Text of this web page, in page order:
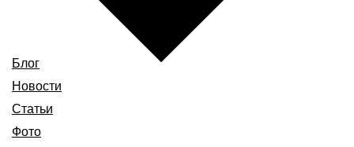
Блог
Новости
Статьи
Фото